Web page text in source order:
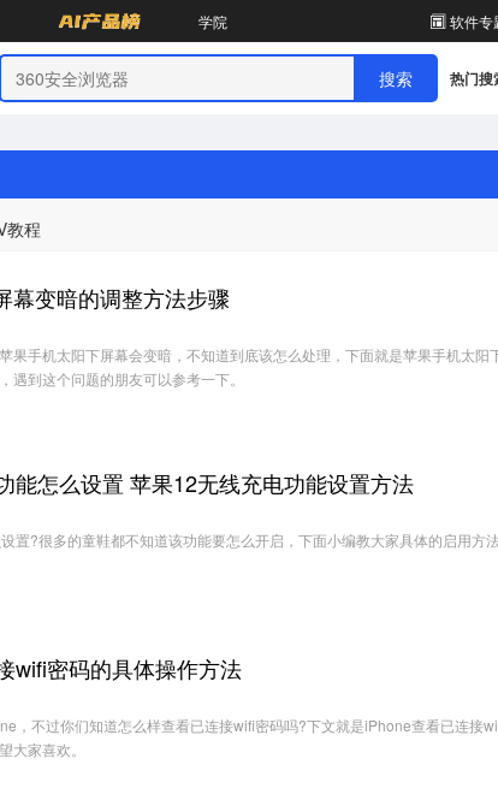
学院 软件专
热门搜
教程
幕变暗的调整方法步骤
果手机太阳下屏幕会变暗，不知道到底该怎么处理，下面就是苹果手机太阳
遇到这个问题的朋友可以参考一下。
能怎么设置 苹果12无线充电功能设置方法
置?很多的童鞋都不知道该功能要怎么开启，下面小编教大家具体的启用方法
wifi密码的具体操作方法
，不过你们知道怎么样查看已连接wifi密码吗?下文就是iPhone查看已连接
大家喜欢。